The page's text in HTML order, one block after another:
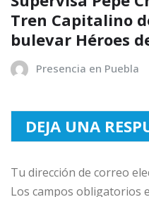
Tren Capitalino
bulevar Héroes
Presencia en Puebla
DEJA UNA
Tu dirección de correo
Los campos obligatorios